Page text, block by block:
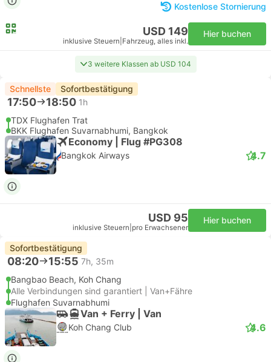
Kostenlose Stornierung
USD 149
inklusive Steuern Fahrzeug, alles inkl.
Hier buchen
3 weitere Klassen ab USD 104
Schnellste Sofortbestätigung
17:50 18:50 1h
TDX Flughafen Trat
BKK Flughafen Suvarnabhumi, Bangkok
Economy | Flug #PG308
Bangkok Airways 4.7
USD 95
inklusive Steuern pro Erwachsener
Hier buchen
Sofortbestätigung
08:20 15:55 7h, 35m
Bangbao Beach, Koh Chang
Alle Verbindungen sind garantiert | Van+Fähre
Flughafen Suvarnabhumi
Van + Ferry | Van
Koh Chang Club 4.6